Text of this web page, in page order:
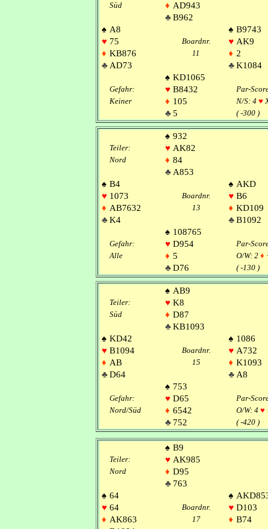
Süd ♦ AD943
♣B962
♠ A8 ♠ B9743
♥ 75 Boardnr. ♥ AK9
♦ KB876 11 ♦ 2
♣ AD73 ♣K1084
♠ KD1065
Gefahr: ♥ B8432
Par-
Keiner
♦ 105 N/S: 4 ♥
♣5 ( -300 )
♠ 932
Teiler: ♥ AK82
Nord ♦ 84
♣ A853
♠ B4 ♠ AKD
♥ 1073 Boardnr. ♥ B6
♦ AB7632 13 ♦ KD109
♣K4 ♣B1092
♠ 108765
Gefahr: ♥ D954
Par-
Alle
♦ 5 O/W: 2 ♦
♣D76 ( -130 )
♠ AB9
Teiler: ♥ K8
Süd ♦ D87
♣KB1093
♠ KD42 ♠ 1086
♥ B1094 Boardnr. ♥ A732
♦ AB 15 ♦ K1093
♣D64 ♣ A8
♠ 753
Gefahr: ♥ D65
Par-
Nord/Süd
♦ 6542 O/W: 4 ♥
♣ 752 ( -420 )
♠ B9
Teiler: ♥ AK985
Nord ♦ D95
♣ 763
♠ 64 ♠
♥ 64 Boardnr. ♥ D103
♦ AK863 17 ♦ B74